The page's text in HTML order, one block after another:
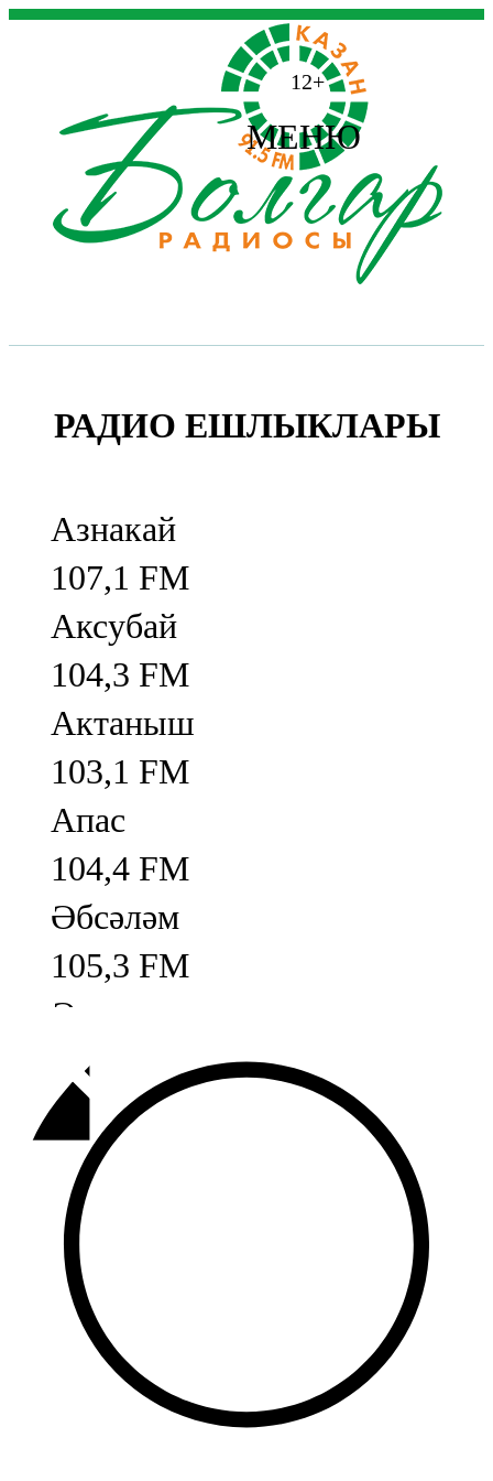
12+
МЕНЮ
РАДИО ЕШЛЫКЛАРЫ
Азнакай
107,1 FM
Аксубай
104,3 FM
Актаныш
103,1 FM
Апас
104,4 FM
Әбсәләм
105,3 FM
Әлмәт
92,9 FM
Базарлы матак
107,1 FM
Балык бистәсе
104,9 FM
Баулы
107,5 FM
Биләр